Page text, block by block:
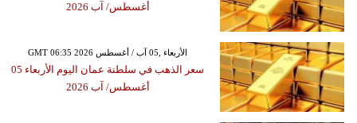
أغسطس/ آب 2026
GMT 06:35 2026 الأربعاء ,05 آب / أغسطس
سعر الذهب في سلطنة عمان اليوم الأربعاء 05
أغسطس/ آب 2026